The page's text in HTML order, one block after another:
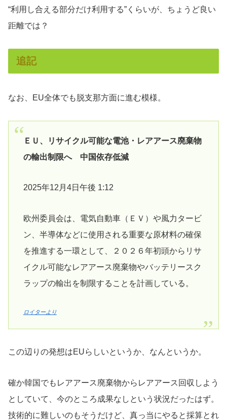
“利用し合える部分だけ利用する”くらいが、ちょうど良い
距離では？
追記
なお、EU全体でも脱支那方面に進む模様。
ＥＵ、リサイクル可能な電池・レアアース廃棄物
の輸出制限へ 中国依存低減
2025年12月4日午後 1:12
欧州委員会は、電気自動車（ＥＶ）や風力タービ
ン、半導体などに使用される重要な原材料の確保
を推進する一環として、２０２６年初頭からリサ
イクル可能なレアアース廃棄物やバッテリースク
ラップの輸出を制限することを計画している。
ロイターより
この辺りの発想はEUらしいというか、なんというか。
確か韓国でもレアアース廃棄物からレアアース回収しよう
としていて、今のところ成果なしという状況だったはず。
技術的に難しいのもそうだけど、真っ当にやると採算とれ